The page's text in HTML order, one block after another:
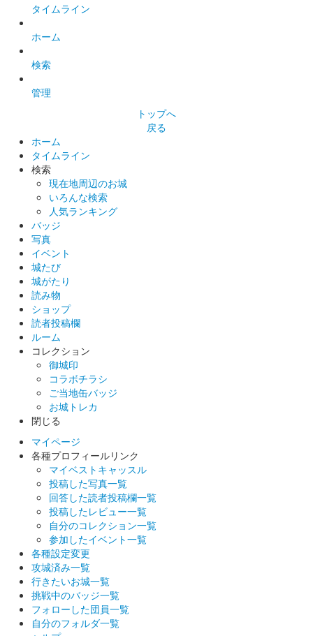
タイムライン
ホーム
検索
管理
トップへ
戻る
ホーム
タイムライン
検索
現在地周辺のお城
いろんな検索
人気ランキング
バッジ
写真
イベント
城たび
城がたり
読み物
ショップ
読者投稿欄
ルーム
コレクション
御城印
コラボチラシ
ご当地缶バッジ
お城トレカ
閉じる
マイページ
各種プロフィールリンク
マイベストキャッスル
投稿した写真一覧
回答した読者投稿欄一覧
投稿したレビュー一覧
自分のコレクション一覧
参加したイベント一覧
各種設定変更
攻城済み一覧
行きたいお城一覧
挑戦中のバッジ一覧
フォローした団員一覧
自分のフォルダ一覧